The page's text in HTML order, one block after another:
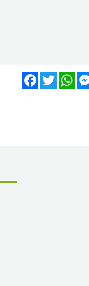
Facebook
Twitter